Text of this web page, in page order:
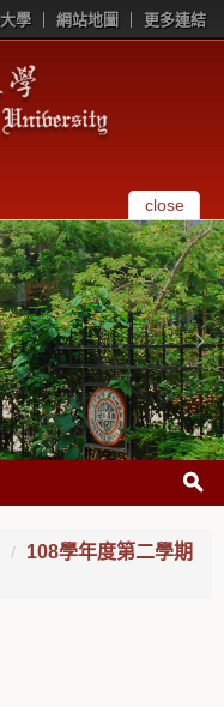
學 網站地圖 更多連結
close
108學年度第二學期